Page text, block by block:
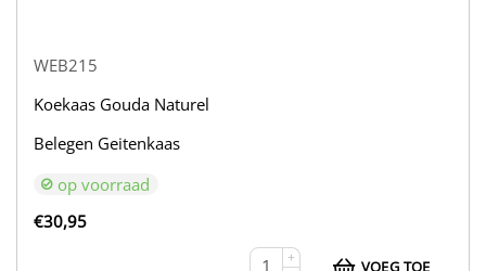
WEB215
Koekaas Gouda Naturel
Belegen Geitenkaas
op voorraad
€30,95
+
VOEG TOE